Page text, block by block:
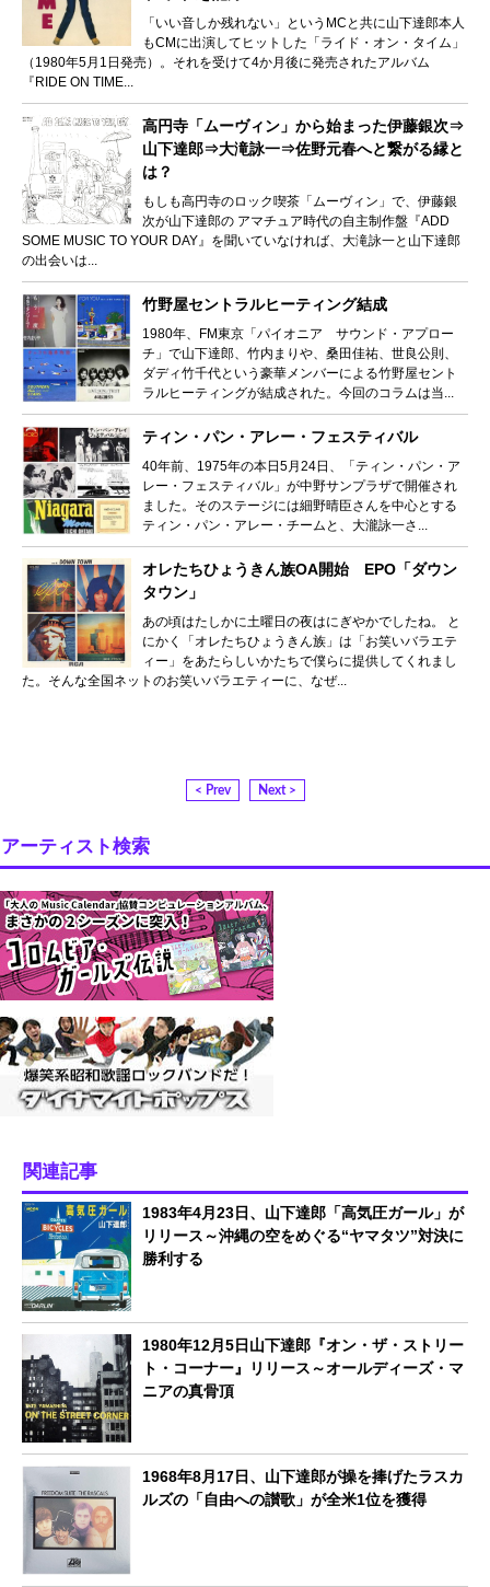
「いい音しか残れない」というMCと共に山下達郎本人
もCMに出演してヒットした「ライド・オン・タイム」
（1980年5月1日発売）。それを受けて4か月後に発売されたアルバム
『RIDE ON TIME...
高円寺「ムーヴィン」から始まった伊藤銀次⇒
山下達郎⇒大滝詠一⇒佐野元春へと繋がる縁と
は？
もしも高円寺のロック喫茶「ムーヴィン」で、伊藤銀
次が山下達郎の アマチュア時代の自主制作盤『ADD
SOME MUSIC TO YOUR DAY』を聞いていなければ、大滝詠一と山下達郎
の出会いは...
竹野屋セントラルヒーティング結成
1980年、FM東京「パイオニア サウンド・アプロー
チ」で山下達郎、竹内まりや、桑田佳祐、世良公則、
ダディ竹千代という豪華メンバーによる竹野屋セント
ラルヒーティングが結成された。今回のコラムは当...
ティン・パン・アレー・フェスティバル
40年前、1975年の本日5月24日、「ティン・パン・ア
レー・フェスティバル」が中野サンプラザで開催され
ました。そのステージには細野晴臣さんを中心とする
ティン・パン・アレー・チームと、大瀧詠一さ...
オレたちひょうきん族OA開始 EPO「ダウン
タウン」
あの頃はたしかに土曜日の夜はにぎやかでしたね。 と
にかく「オレたちひょうきん族」は「お笑いバラエテ
ィー」をあたらしいかたちで僕らに提供してくれまし
た。そんな全国ネットのお笑いバラエティーに、なぜ...
< Prev Next >
アーティスト検索
関連記事
1983年4月23日、山下達郎「高気圧ガール」が
リリース～沖縄の空をめぐる“ヤマタツ”対決に
勝利する
1980年12月5日山下達郎『オン・ザ・ストリー
ト・コーナー』リリース～オールディーズ・マ
ニアの真骨頂
1968年8月17日、山下達郎が操を捧げたラスカ
ルズの「自由への讃歌」が全米1位を獲得